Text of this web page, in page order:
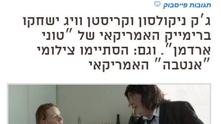
תגובות פייסבוק
ג׳ק ניקולסון וקריסטן וויג ישחקו
ברימייק האמריקאי של ״טוני
ארדמן״. וגם: הסתיימו צילומי
״אנטבה״ האמריקאי